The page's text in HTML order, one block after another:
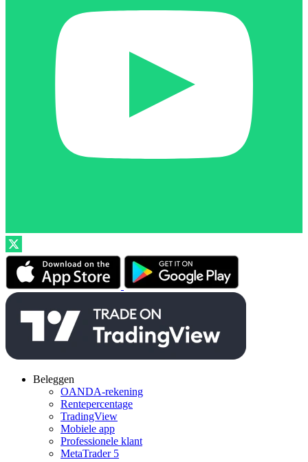
Beleggen
OANDA-rekening
Rentepercentage
TradingView
Mobiele app
Professionele klant
MetaTrader 5